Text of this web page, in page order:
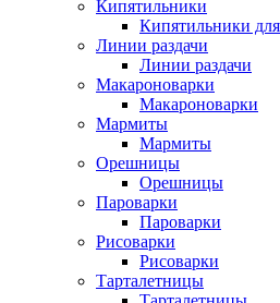
Кипятильники
Кипятильники
Линии раздачи
Линии раздачи
Макароноварки
Макароноварки
Мармиты
Мармиты
Орешницы
Орешницы
Пароварки
Пароварки
Рисоварки
Рисоварки
Тарталетницы